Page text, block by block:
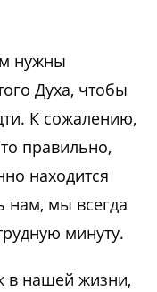
нужны
Духа, чтобы
К сожалению,
правильно,
находится
нам, мы всегда
минуту.
нашей жизни,